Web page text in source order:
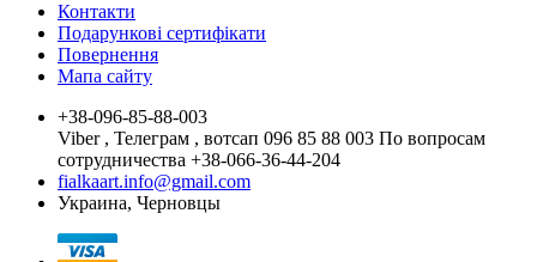
Контакти
Подарункові сертифікати
Повернення
Мапа сайту
+38-096-85-88-003
Viber , Телеграм , вотсап 096 85 88 003 По вопросам
сотрудничества +38-066-36-44-204
fialkaart.info@gmail.com
Украина, Черновцы